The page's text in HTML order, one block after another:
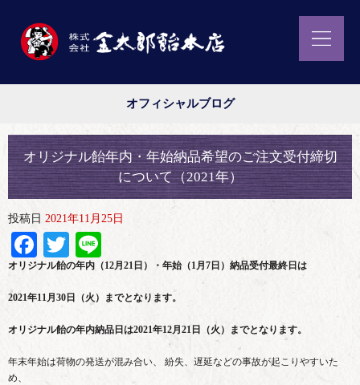
オフィシャルブログ
オリジナル飴年内・年始納品希望のご注文受付締切
について（2021年）
投稿日 2021年11月25日
Facebook
Twitter
オリジナル飴の年内（12月21日）・年始（1月7日）納品受付最終日は
2021年11月30日（火）までとなります。
オリジナル飴の年内納品日は2021年12月21日（火）までとなります。
年末年始は荷物の発送が混み合い、 紛失、遅延などの事故が起こりやすいた
め、